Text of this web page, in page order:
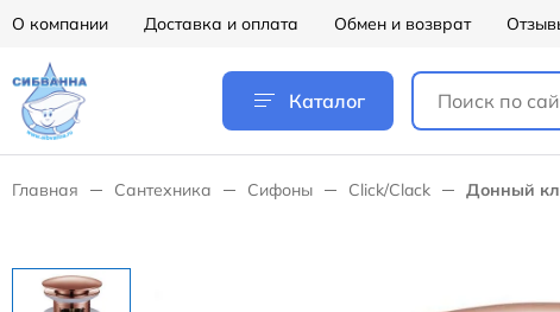
О компании Доставка и оплата Обмен и возврат
Каталог
Главная Сантехника Сифоны Click/Clack Донный